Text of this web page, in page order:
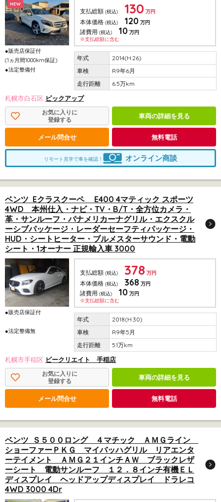
NEW
●販売店保証付
(1ヵ月間1000km保証)
●法定整備付
支払総額 (税込) 130 万円
本体価格 (税込) 120 万円
諸費用 (税込) 10 万円
※支払総額に含む
2014(H.26)
R9年6月
6.5万km
札幌市白石区 ピックアップ
お気に入りに
登録する
車両の詳細を見る
メール問合せ 無料電話
リモート見学で車を確認！ オンライン商談
ベンツ Eクラスクーペ E400 4マティック スポーツ
4WD 本州仕入・ナビ・TV・B/T・全方位カメラ・
革・サンルーフ・パナメリカーナグリル・エクスクル
ーシブパッケージ・レーダーセーフティパッケージ・
HUD・シートヒーター・ブルメスターサウンド・電動
シート・1オーナー 正規輸入車 3000
●販売店保証付
●法定整備無
支払総額 (税込) 378 万円
本体価格 (税込) 368 万円
諸費用 (税込) 10 万円
※支払総額に含む
2018(H.30)
R9年5月
5.1万km
札幌市手稲区 ビークリエイト 手稲店
お気に入りに
登録する
車両の詳細を見る
メール問合せ 無料電話
ベンツ Ｓ５００ロング ４マチック ＡＭＧライン
ショーファーＰＫＧ マイバッハグリル リアエンタ
ーテイメント ＡＭＧ２１インチＡＷ ブラックレザ
ーシート 電動サンルーフ １２．８インチ有機ＥＬ
ディスプレイ ヘッドアップディスプレイ ドラレコ
4WD 3000 4Dr